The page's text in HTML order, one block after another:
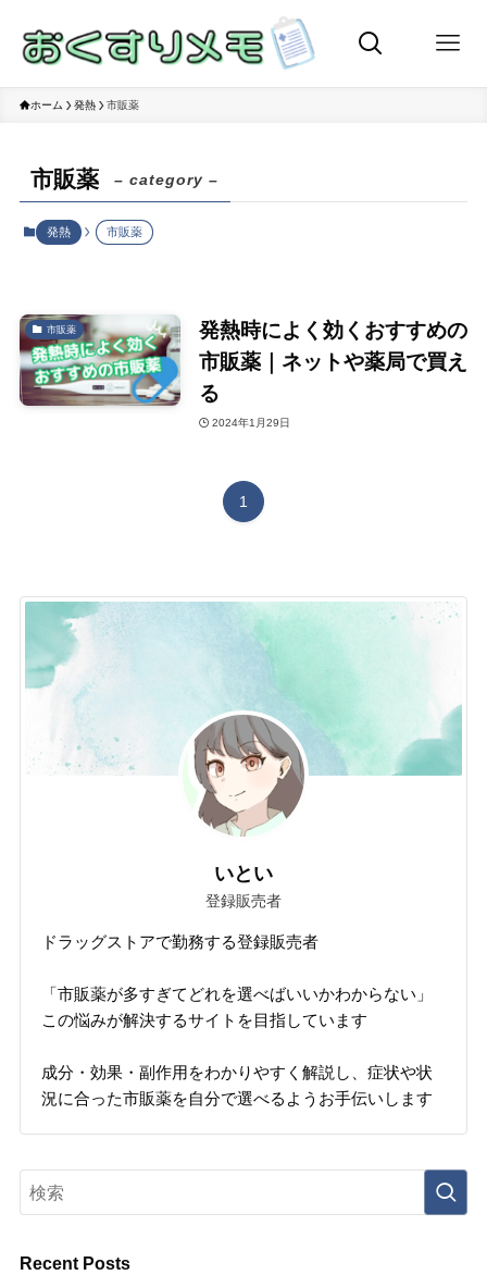
ホーム 発熱 市販薬
市販薬 – category –
発熱 市販薬
市販薬
発熱時によく効くおすすめの
市販薬｜ネットや薬局で買え
る
2024年1月29日
1
いとい
登録販売者
ドラッグストアで勤務する登録販売者
「市販薬が多すぎてどれを選べばいいかわからない」
この悩みが解決するサイトを目指しています
成分・効果・副作用をわかりやすく解説し、症状や状
況に合った市販薬を自分で選べるようお手伝いします
Recent Posts